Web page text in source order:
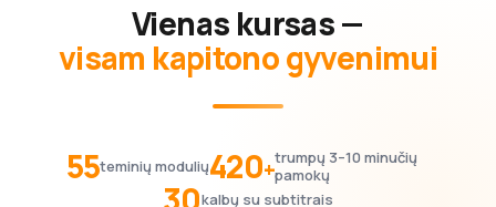
Vienas kursas —
visam kapitono gyvenimui
55teminių modulių420+trumpų 3–10 minučių
pamokų
kalbų su subtitrais